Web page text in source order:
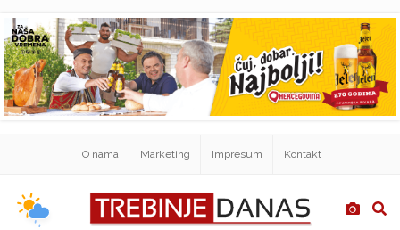
O nama Marketing Impresum Kontakt